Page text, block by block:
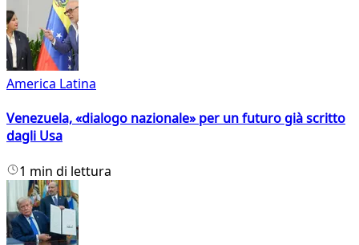
America Latina
Venezuela, «dialogo nazionale» per un futuro già scritto
dagli Usa
1 min di lettura